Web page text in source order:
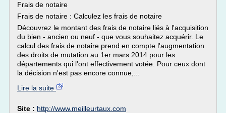
Frais de notaire
Frais de notaire : Calculez les frais de notaire
Découvrez le montant des frais de notaire liés à l'acquisition
du bien - ancien ou neuf - que vous souhaitez acquérir. Le
calcul des frais de notaire prend en compte l'augmentation
des droits de mutation au 1er mars 2014 pour les
départements qui l'ont effectivement votée. Pour ceux dont
la décision n'est pas encore connue,...
Lire la suite
Site : http://www.meilleurtaux.com